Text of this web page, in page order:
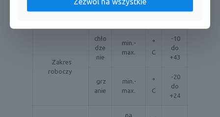
Zakres
roboczy
chło
dze
nie
min.-
max.
°
C
-10
do
+43
grz
anie
min.-
max.
°
C
-20
do
+24
na